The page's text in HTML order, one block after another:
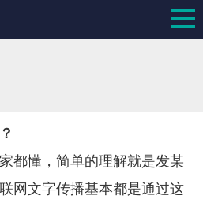
懂，简单的理解就是发某
网文字传播基本都是通过这